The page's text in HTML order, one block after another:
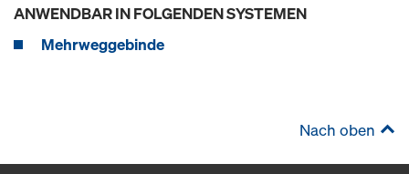
ANWENDBAR IN FOLGENDEN SYSTEMEN
Mehrweggebinde
Nach oben